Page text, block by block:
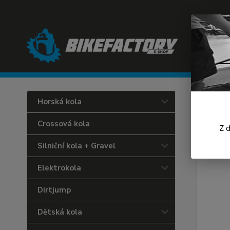
Horská kola
Crossová kola
Silniční kola + Gravel
Elektrokola
Dirtjump
Dětská kola
Z